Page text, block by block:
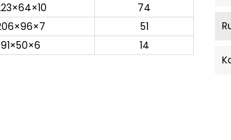
74
51
91×50×6 14